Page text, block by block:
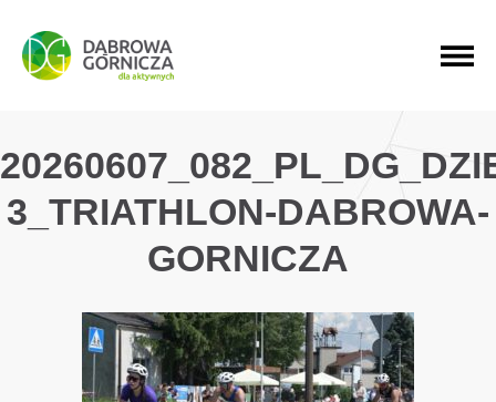
PRZEJDŹ DO MENU GŁÓWNEGO
PRZEJDŹ DO WYSZUKIWARKI
PRZEJDŹ DO TREŚCI
3_TRIATHLON-DABROWA-
GORNICZA